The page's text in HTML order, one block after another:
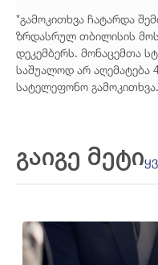
*გამოკითხვა ჩატარდა
ზრდასრულ თბილისის
დეკემბერს. მონაცემთა
საშუალოდ არ აღემატება
სატელეფონო გამოკითხვა.
გაიგე მეტი